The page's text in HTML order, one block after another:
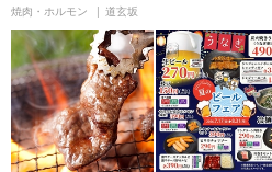
焼肉・ホルモン 道玄坂